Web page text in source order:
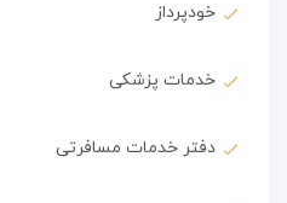
خودپرداز
خدمات پزشکی
دفتر خدمات مسافرتی